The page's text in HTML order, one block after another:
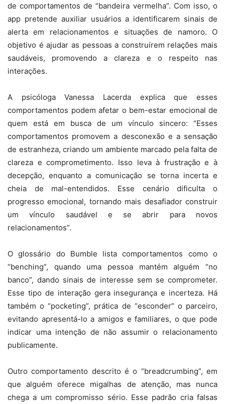
de comportamentos de “bandeira vermelha”. Com isso, o
app pretende auxiliar usuários a identificarem sinais de
alerta em relacionamentos e situações de namoro. O
objetivo é ajudar as pessoas a construírem relações mais
saudáveis, promovendo a clareza e o respeito nas
interações.
A psicóloga Vanessa Lacerda explica que esses
comportamentos podem afetar o bem-estar emocional de
quem está em busca de um vínculo sincero: “Esses
comportamentos promovem a desconexão e a sensação
de estranheza, criando um ambiente marcado pela falta de
clareza e comprometimento. Isso leva à frustração e à
decepção, enquanto a comunicação se torna incerta e
cheia de mal-entendidos. Esse cenário dificulta o
progresso emocional, tornando mais desafiador construir
um vínculo saudável e se abrir para novos
relacionamentos”.
O glossário do Bumble lista comportamentos como o
“benching”, quando uma pessoa mantém alguém “no
banco”, dando sinais de interesse sem se comprometer.
Esse tipo de interação gera insegurança e incerteza. Há
também o “pocketing”, prática de “esconder” o parceiro,
evitando apresentá-lo a amigos e familiares, o que pode
indicar uma intenção de não assumir o relacionamento
publicamente.
Outro comportamento descrito é o “breadcrumbing”, em
que alguém oferece migalhas de atenção, mas nunca
chega a um compromisso sério. Esse padrão cria falsas